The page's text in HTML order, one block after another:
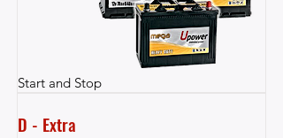
Start and Stop
D - Extra